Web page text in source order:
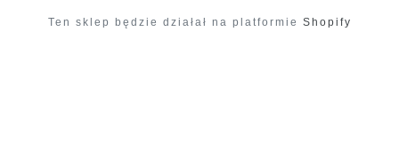
Ten sklep będzie działał na platformie Shopify